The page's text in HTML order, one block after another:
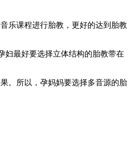
乐课程进行胎教，更好的达到胎教
妇最好要选择立体结构的胎教带在
。所以，孕妈妈要选择多音源的胎